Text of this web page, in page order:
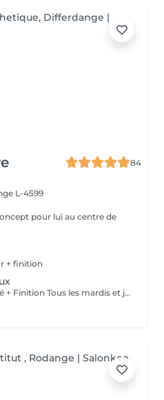
84
L-4599
pour lui au centre de
+ finition
Shampooing + Coupe dégradé + Finition Tous les mardis et jeudis : Reduction 20% Pour les Etudiants